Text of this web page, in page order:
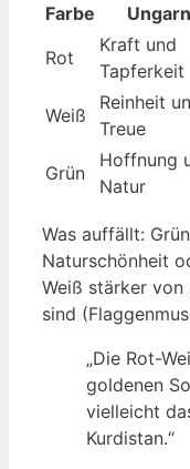
Farbe Ungarn
Rot
Kraft und
Tapferkeit
Weiß
Reinheit
Treue
Grün
Hoffnung
Natur
Was auffällt:
Naturschönheit
Weiß stärker
sind
„Die Rot-
goldenen
vielleicht
Kurdistan.“